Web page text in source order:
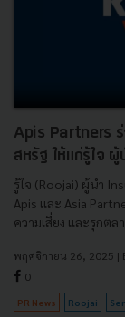
Apis Partners ร่
สหรัฐ ให้แก่รู้ใจ ผู้
รู้ใจ (Roojai) ผู้นำ
Apis และ Asia
ความเสี่ยง และรุกตล
พฤศจิกายน 26, 2025 |
0
PR News Roojai